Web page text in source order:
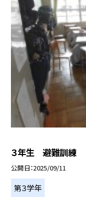
３年生 避難訓練
公開日 2025/09/11
第３学年